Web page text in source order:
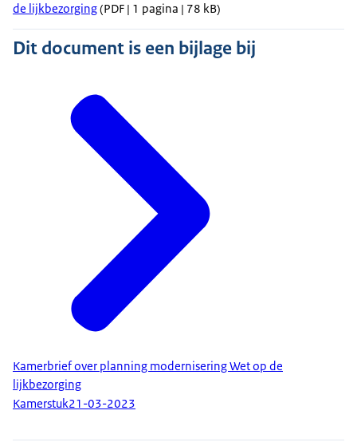
de lijkbezorging(PDF | 1 pagina | 78 kB)
Dit document is een bijlage bij
Kamerbrief over planning modernisering Wet op de
lijkbezorging
Kamerstuk21-03-2023